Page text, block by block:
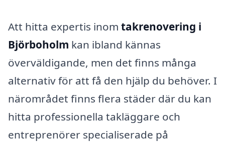
Att hitta expertis inom takrenovering i
Björboholm kan ibland kännas
överväldigande, men det finns många
alternativ för att få den hjälp du behöver. I
närområdet finns flera städer där du kan
hitta professionella takläggare och
entreprenörer specialiserade på